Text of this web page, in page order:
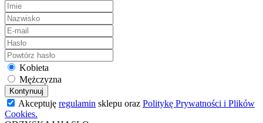
Kobieta
Mężczyzna
Kontynuuj
Akceptuję regulamin sklepu oraz Politykę Prywatności i Plików
Cookies.